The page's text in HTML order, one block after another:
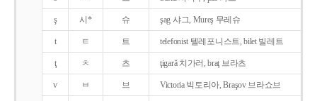
ş 시* 슈 şag 샤그, Mureş 무레슈
t ㅌ 트 telefonist 텔레포니스트, bilet 빌레트
ţ ㅊ 츠 ţigarǎ 치가러, braţ 브라츠
v ㅂ 브 Victoria 빅토리아, Braşov 브라쇼브